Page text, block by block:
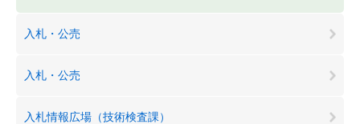
入札・公売
入札・公売
入札情報広場（技術検査課）